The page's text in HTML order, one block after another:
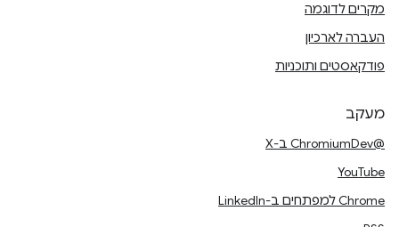
מקרים לדוגמה
העברה לארכיון
פודקאסטים ותוכניות
מעקב
@ChromiumDev ב-X
YouTube
Chrome למפתחים ב-LinkedIn